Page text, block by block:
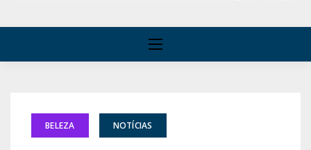
BELEZA NOTÍCIAS